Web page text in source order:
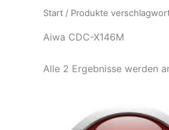
Start / Produkte
Aiwa CDC-X146M
Alle 2 Ergebnisse werden